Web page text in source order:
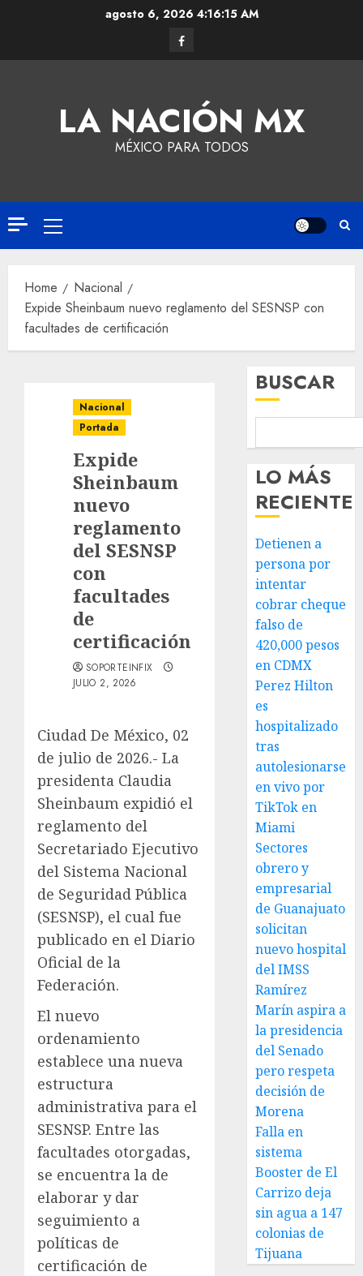
agosto 6, 2026 4:16:15 AM
LA NACIÓN MX
MÉXICO PARA TODOS
Home
Nacional
Expide Sheinbaum nuevo reglamento del SESNSP con
facultades de certificación
Nacional
Portada
Expide
Sheinbaum
nuevo
reglamento
del SESNSP
con
facultades
de
certificación
SOPORTEINFIX
JULIO 2, 2026
Ciudad De México, 02
de julio de 2026.- La
presidenta Claudia
Sheinbaum expidió el
reglamento del
Secretariado Ejecutivo
del Sistema Nacional
de Seguridad Pública
(SESNSP), el cual fue
publicado en el Diario
Oficial de la
Federación.
El nuevo
ordenamiento
establece una nueva
estructura
administrativa para el
SESNSP. Entre las
facultades otorgadas,
se encuentra la de
elaborar y dar
seguimiento a
políticas de
certificación de
BUSCAR
LO MÁS
RECIENTE
Detienen a
persona por
intentar
cobrar cheque
falso de
420,000 pesos
en CDMX
Perez Hilton
es
hospitalizado
tras
autolesionarse
en vivo por
TikTok en
Miami
Sectores
obrero y
empresarial
de Guanajuato
solicitan
nuevo hospital
del IMSS
Ramírez
Marín aspira a
la presidencia
del Senado
pero respeta
decisión de
Morena
Falla en
sistema
Booster de El
Carrizo deja
sin agua a 147
colonias de
Tijuana